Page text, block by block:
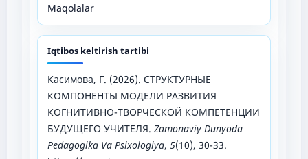
Maqolalar
Iqtibos keltirish tartibi
Касимова, Г. (2026). СТРУКТУРНЫЕ
КОМПОНЕНТЫ МОДЕЛИ РАЗВИТИЯ
КОГНИТИВНО-ТВОРЧЕСКОЙ КОМПЕТЕНЦИИ
БУДУЩЕГО УЧИТЕЛЯ. Zamonaviy Dunyoda
Pedagogika Va Psixologiya, 5(10), 30-33.